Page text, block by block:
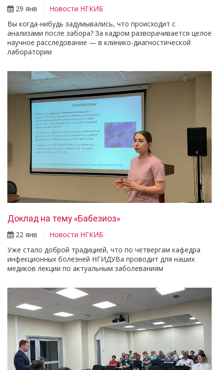
29 янв
Новости НГКИБ
Вы когда-нибудь задумывались, что происходит с
анализами после забора? За кадром разворачивается целое
научное расследование — в клинико-диагностической
лаборатории
Доклад на тему «Бабезиоз»
22 янв
Новости НГКИБ
Уже стало доброй традицией, что по четвергам кафедра
инфекционных болезней НГИДУВа проводит для наших
медиков лекции по актуальным заболеваниям